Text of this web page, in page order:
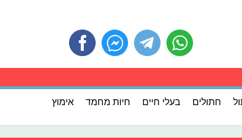
חתולים בעלי חיים חיות מחמד אימוץ